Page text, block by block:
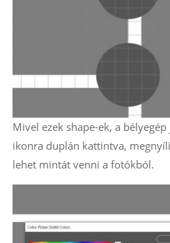
Mivel ezek shape-ek, a
ikonra duplán kattintva,
lehet mintát venni a fotókból.